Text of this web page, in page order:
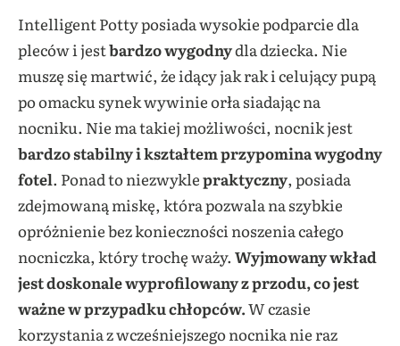
Intelligent Potty posiada wysokie podparcie dla
pleców i jestbardzo wygodnydla dziecka. Nie
muszę się martwić, że idący jak rak i celujący pupą
po omacku synek wywinie orła siadając na
nocniku. Nie ma takiej możliwości, nocnik jest
bardzo stabilnyi kształtem przypomina wygodny
fotel. Ponad to niezwyklepraktyczny, posiada
zdejmowaną miskę, która pozwala na szybkie
opróżnienie bez konieczności noszenia całego
nocniczka, który trochę waży. Wyjmowany wkład
jest doskonale wyprofilowanyz przodu, co jest
ważne w przypadku chłopców.W czasie
korzystania z wcześniejszego nocnika nie raz